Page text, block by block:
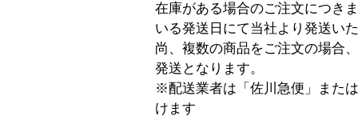
在庫がある場合のご注文につき
いる発送日にて当社より発送い
尚、複数の商品をご注文の場合
発送となります。
※配送業者は「佐川急便」また
けます